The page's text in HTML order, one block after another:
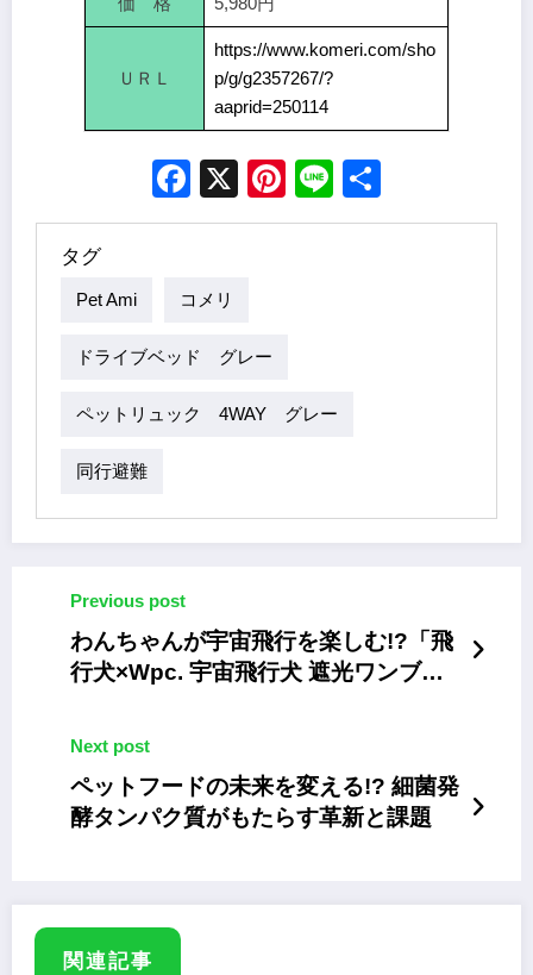
ＵＲＬ
https://www.komeri.com/sho
p/g/g2357267/?
aaprid=250114
Facebook
X Pinterest
Line
タグ
Pet Ami コメリ
ドライブベッド グレー
ペットリュック 4WAY グレー
同行避難
Previous post
わんちゃんが宇宙飛行を楽しむ!?「飛
行犬×Wpc. 宇宙飛行犬 遮光ワンブレ
Next post
ペットフードの未来を変える!? 細菌発
酵タンパク質がもたらす革新と課題
関連記事